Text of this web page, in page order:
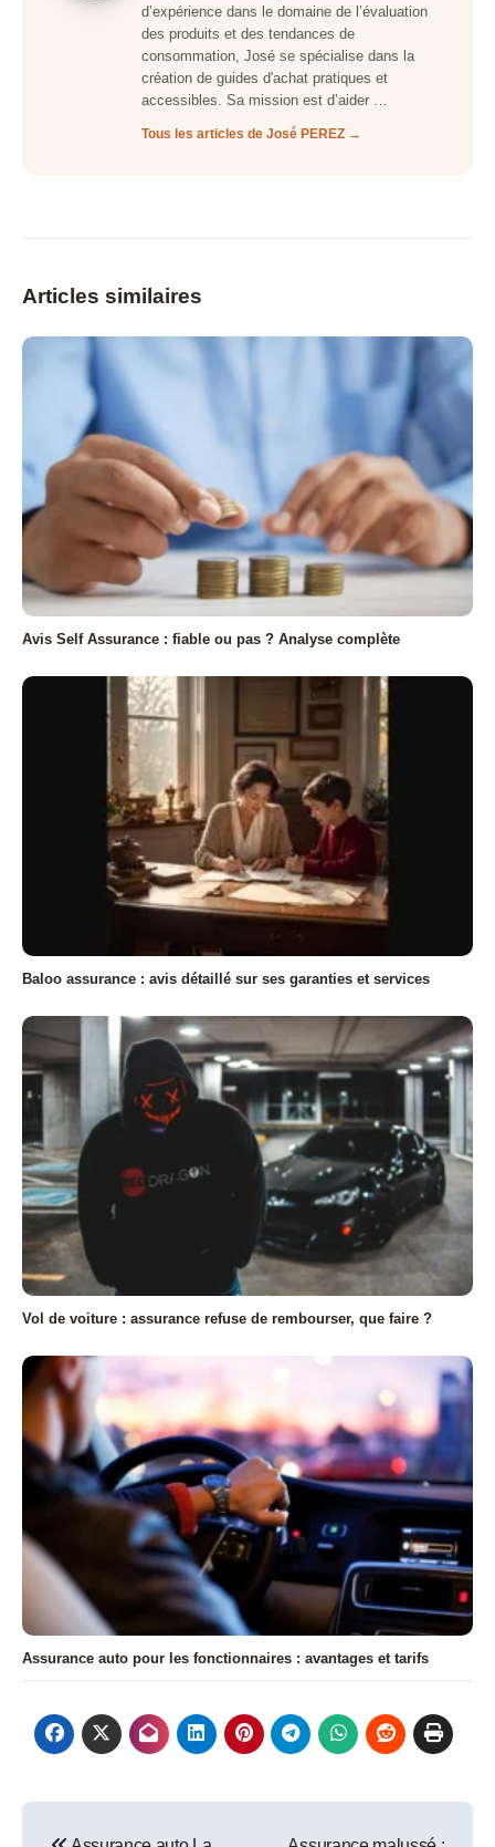
d’expérience dans le domaine de l’évaluation
des produits et des tendances de
consommation, José se spécialise dans la
création de guides d'achat pratiques et
accessibles. Sa mission est d’aider …
Tous les articles de José PEREZ →
Articles similaires
Avis Self Assurance : fiable ou pas ? Analyse complète
Baloo assurance : avis détaillé sur ses garanties et services
Vol de voiture : assurance refuse de rembourser, que faire ?
Assurance auto pour les fonctionnaires : avantages et tarifs